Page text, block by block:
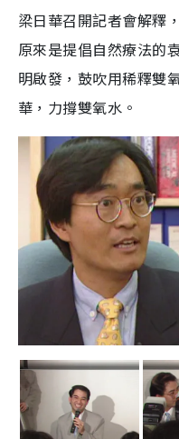
梁日華召開記者會解釋
原來是提倡自然療法的
明啟發，鼓吹用稀釋雙
華，力撐雙氧水。